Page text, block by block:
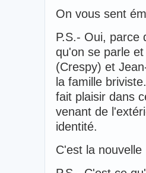
On vous sent
P.S.- Oui, parce
qu'on se parle
(Crespy) et
la famille
fait plaisir dans
venant de
identité.
C'est la